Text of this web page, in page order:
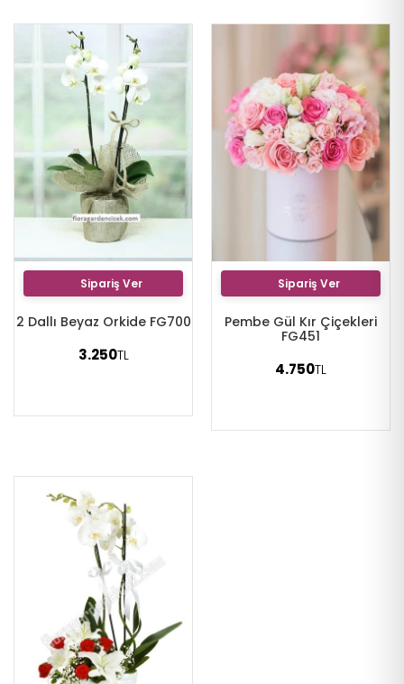
Sipariş Ver
2 Dallı Beyaz Orkide FG700
3.250TL
Sipariş Ver
Pembe Gül Kır Çiçekleri
FG451
4.750TL